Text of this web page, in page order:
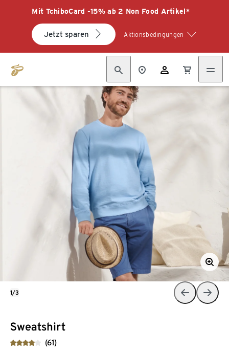
Mit TchiboCard -15% ab 2 Non Food Artikel*
Jetzt sparen Aktionsbedingungen
Sweatshirt
(61)
1/3